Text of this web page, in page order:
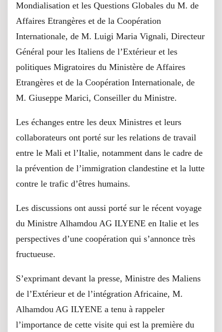
Mondialisation et les Questions Globales du M. de
Affaires Etrangères et de la Coopération
Internationale, de M. Luigi Maria Vignali, Directeur
Général pour les Italiens de l’Extérieur et les
politiques Migratoires du Ministère de Affaires
Etrangères et de la Coopération Internationale, de
M. Giuseppe Marici, Conseiller du Ministre.
Les échanges entre les deux Ministres et leurs
collaborateurs ont porté sur les relations de travail
entre le Mali et l’Italie, notamment dans le cadre de
la prévention de l’immigration clandestine et la lutte
contre le trafic d’êtres humains.
Les discussions ont aussi porté sur le récent voyage
du Ministre Alhamdou AG ILYENE en Italie et les
perspectives d’une coopération qui s’annonce très
fructueuse.
S’exprimant devant la presse, Ministre des Maliens
de l’Extérieur et de l’intégration Africaine, M.
Alhamdou AG ILYENE a tenu à rappeler
l’importance de cette visite qui est la première du